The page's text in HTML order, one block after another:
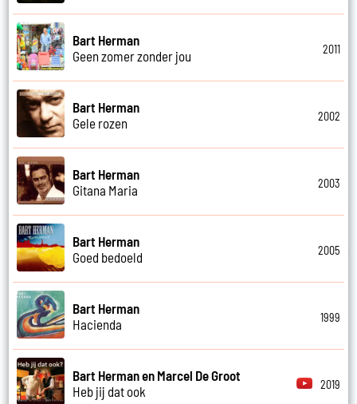
Bart Herman
Geen zomer zonder jou
2011
Bart Herman
Gele rozen
2002
Bart Herman
Gitana Maria
2003
Bart Herman
Goed bedoeld
2005
Bart Herman
Hacienda
1999
Bart Herman en Marcel De Groot
Heb jij dat ook
2019